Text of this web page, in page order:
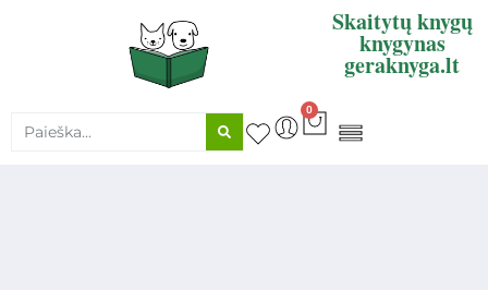
Skaitytų knygų
knygynas
geraknyga.lt
0